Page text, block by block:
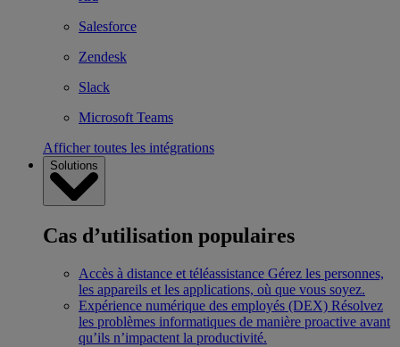
Salesforce
Zendesk
Slack
Microsoft Teams
Afficher toutes les intégrations
Solutions
Cas d’utilisation populaires
Accès à distance et téléassistance Gérez les personnes,
les appareils et les applications, où que vous soyez.
Expérience numérique des employés (DEX) Résolvez
les problèmes informatiques de manière proactive avant
qu’ils n’impactent la productivité.